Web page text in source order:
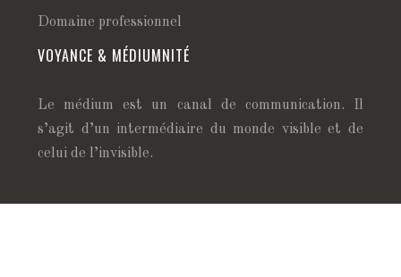
Domaine professionnel
VOYANCE & MÉDIUMNITÉ
Le médium est un canal de communication. Il
s’agit d’un intermédiaire du monde visible et de
celui de l’invisible.